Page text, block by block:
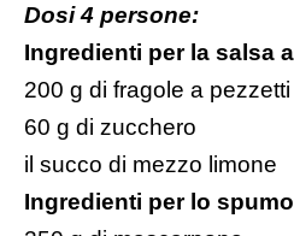
Dosi 4 persone:
Ingredienti per la salsa
200 g di fragole a pezzetti
60 g di zucchero
il succo di mezzo limone
Ingredienti per lo